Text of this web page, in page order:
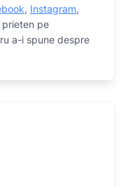
, Instagram,
prieten pe
a-i spune despre